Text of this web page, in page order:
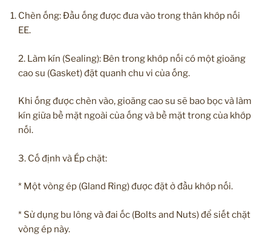
Chèn ống: Đầu ống được đưa vào trong thân khớp nối
EE.
2. Làm kín (Sealing): Bên trong khớp nối có một gioăng
cao su (Gasket) đặt quanh chu vi của ống.
Khi ống được chèn vào, gioăng cao su sẽ bao bọc và làm
kín giữa bề mặt ngoài của ống và bề mặt trong của khớp
nối.
3. Cố định và Ép chặt:
* Một vòng ép (Gland Ring) được đặt ở đầu khớp nối.
* Sử dụng bu lông và đai ốc (Bolts and Nuts) để siết chặt
vòng ép này.